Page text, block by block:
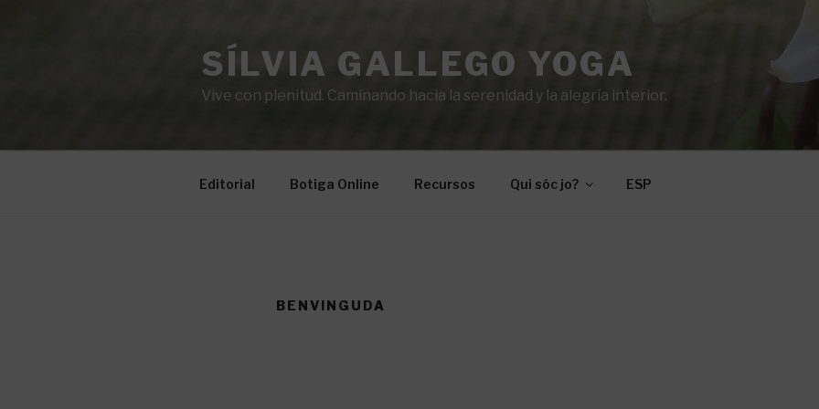
SÍLVIA GALLEGO YOGA
Vive con plenitud. Caminando hacia la serenidad y la alegría interior.
Editorial Botiga Online Recursos Qui sóc jo? ESP
BENVINGUDA